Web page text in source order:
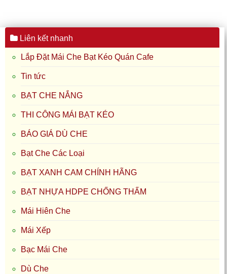
Liên kết nhanh
Lắp Đặt Mái Che Bạt Kéo Quán Cafe
Tin tức
BẠT CHE NẮNG
THI CÔNG MÁI BẠT KÉO
BÁO GIÁ DÙ CHE
Bạt Che Các Loại
BẠT XANH CAM CHÍNH HÃNG
BẠT NHỰA HDPE CHỐNG THẤM
Mái Hiên Che
Mái Xếp
Bạc Mái Che
Dù Che